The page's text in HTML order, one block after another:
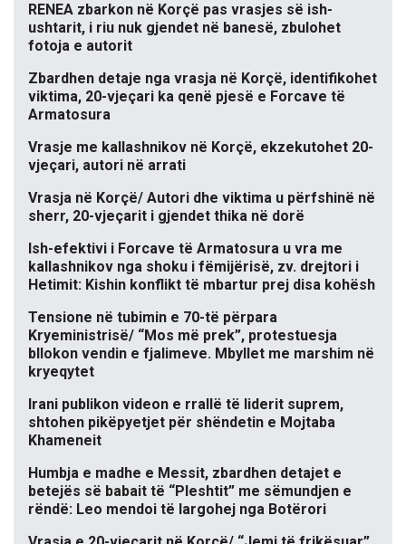
RENEA zbarkon në Korçë pas vrasjes së ish-
ushtarit, i riu nuk gjendet në banesë, zbulohet
fotoja e autorit
Zbardhen detaje nga vrasja në Korçë, identifikohet
viktima, 20-vjeçari ka qenë pjesë e Forcave të
Armatosura
Vrasje me kallashnikov në Korçë, ekzekutohet 20-
vjeçari, autori në arrati
Vrasja në Korçë/ Autori dhe viktima u përfshinë në
sherr, 20-vjeçarit i gjendet thika në dorë
Ish-efektivi i Forcave të Armatosura u vra me
kallashnikov nga shoku i fëmijërisë, zv. drejtori i
Hetimit: Kishin konflikt të mbartur prej disa kohësh
Tensione në tubimin e 70-të përpara
Kryeministrisë/ “Mos më prek”, protestuesja
bllokon vendin e fjalimeve. Mbyllet me marshim në
kryeqytet
Irani publikon videon e rrallë të liderit suprem,
shtohen pikëpyetjet për shëndetin e Mojtaba
Khameneit
Humbja e madhe e Messit, zbardhen detajet e
betejës së babait të “Pleshtit” me sëmundjen e
rëndë: Leo mendoi të largohej nga Botërori